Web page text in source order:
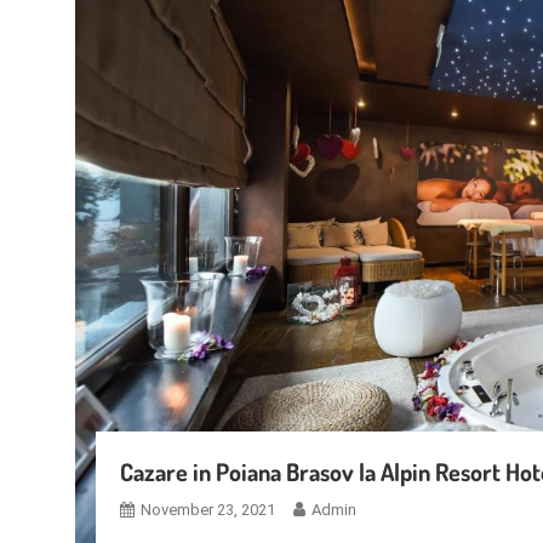
Cazare in Poiana Brasov la Alpin Resort
November 23, 2021 Admin